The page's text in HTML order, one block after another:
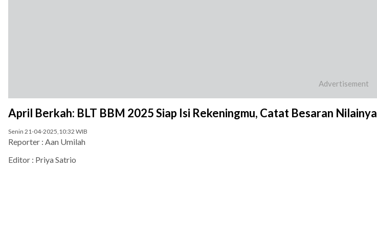
April Berkah: BLT BBM 2025 Siap Isi Rekeningmu, Catat Besaran Nilainya
Senin 21-04-2025,10:32 WIB
Reporter : Aan Umilah
Editor : Priya Satrio